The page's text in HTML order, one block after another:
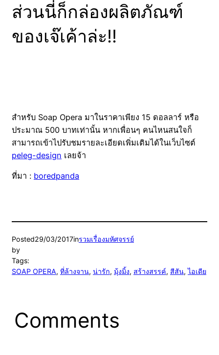
ส่วนนี่ก็กล่องผลิตภัณฑ์
ของเจ๊เค้าล่ะ!!
สำหรับ Soap Opera มาในราคาเพียง 15 ดอลลาร์ หรือ
ประมาณ 500 บาทเท่านั้น หากเพื่อนๆ คนไหนสนใจก็
สามารถเข้าไปรับชมรายละเอียดเพิ่มเติมได้ในเว็บไซต์
peleg-design เลยจ้า
ที่มา : boredpanda
Posted29/03/2017inรวมเรื่องมหัศจรรย์
by
Tags:
SOAP OPERA, ที่ล้างจาน, น่ารัก, มุ้งมิ้ง, สร้างสรรค์, สีสัน, ไอเดีย
Comments